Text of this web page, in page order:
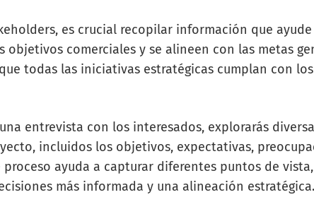
es crucial recopilar información que
objetivos comerciales y se alineen con las metas
todas las iniciativas estratégicas cumplan con
entrevista con los interesados, explorarás
incluidos los objetivos, expectativas,
ayuda a capturar diferentes puntos de
más informada y una alineación estratégica.